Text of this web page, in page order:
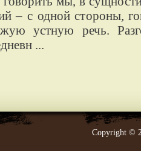
– с одной стороны,
устную речь.
...
Copyright ©